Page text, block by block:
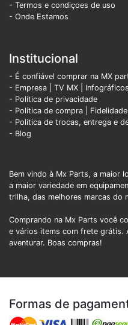
- Termos e condiçoes de uso
- Onde Estamos
Institucional
- É confiável comprar na MX
- Empresa
TV MX
Infográficos
- Política de privacidade
- Política de compra | Fidelidade
- Política de trocas, entrega e
- Blog
Bem vindo à Mx Parts, a maior
a maior variedade em
trilha, das melhores marcas do
Comprando na Mx Parts você
e vários items com frete grátis.
aventurar. Boas compras!
Formas de